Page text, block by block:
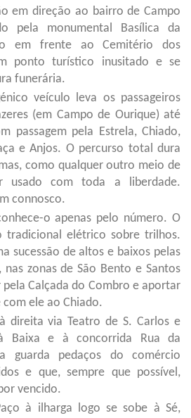
em direção ao bairro de Campo
pela monumental Basílica da
em frente ao Cemitério dos
ponto turístico inusitado e se
funerária.
veículo leva os passageiros
(em Campo de Ourique) até
passagem pela Estrela, Chiado,
e Anjos. O percurso total dura
como qualquer outro meio de
usado com toda a liberdade.
connosco.
o apenas pelo número. O
tradicional elétrico sobre trilhos.
sucessão de altos e baixos pelas
zonas de São Bento e Santos
Calçada do Combro e aportar
com ele ao Chiado.
direita via Teatro de S. Carlos e
Baixa e à concorrida Rua da
guarda pedaços do comércio
e que, sempre que possível,
vencido.
à ilharga logo se sobe à Sé,